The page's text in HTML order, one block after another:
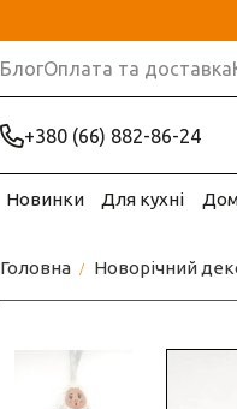
БлогОплата та доставка
+380 (66) 882-86-24
Новинки Для кухні
Головна Новорічний